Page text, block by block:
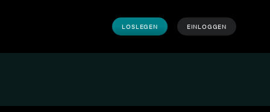
LOSLEGEN EINLOGGEN